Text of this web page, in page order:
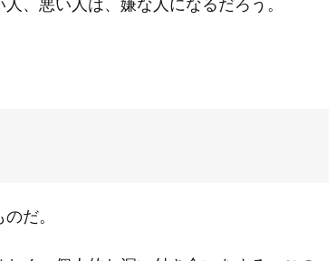
、悪い人は、嫌な人になるだろう。
だ。